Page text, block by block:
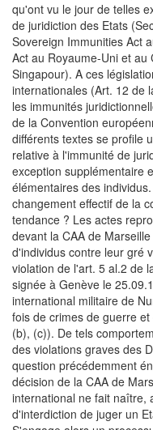
qu'ont vu le jour de telles
de juridiction des Etats
Sovereign Immunities Act
Act au Royaume-Uni et au
Singapour). A ces
internationales (Art. 12 de
les immunités
de la Convention
différents textes se profile
relative à l'immunité de
exception supplémentaire
élémentaires des
changement effectif de la
tendance ? Les actes
devant la CAA de
d'individus contre leur gré
violation de l'art. 5 al.2 de
signée à Genève le
international militaire de
fois de crimes de guerre
(b), (c)). De tels
des violations graves des
question précédemment
décision de la CAA de
international ne fait naître,
d'interdiction de juger un